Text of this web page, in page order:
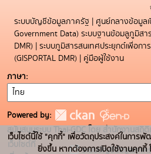
ระบบบัญชีข้อมูลภาครัฐ | ศูนย์กลางข้อมูล
Government Data) ระบบฐานข้อมลูภูมิส
DMR) | ระบบภูมิสารสนเทศประยุกต์เพื่อก
(GISPORTAL DMR) | คู่มือผู้ใช้งาน
ภาษา
Powered by:
สนับสนุนระบบ Thai-GDC โดย สำนักงานสถิ
เว็บไซต์ที่
ระบบบัญชีข้อมูลภาค
เว็บไซต์นี้ใช้ "คุกกี้" เพื่อวัตถุประสงค์ในการ
ยิ่งขึ้น หากต้องการเปิดใช้งานคุก